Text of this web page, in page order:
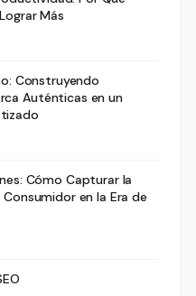
Más
Construyendo
Auténticas en un
Cómo Capturar la
en la Era de